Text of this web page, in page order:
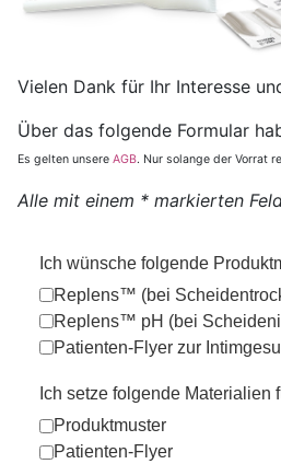
Vielen Dank für Ihr Interesse
Über das folgende Formular
Es gelten unsere AGB. Nur solange der Vorrat
Alle mit einem * markierten
Ich wünsche folgende
Replens™ (bei
Replens™ pH (bei
Patienten-Flyer zur
Ich setze folgende Materialien
Produktmuster
Patienten-Flyer